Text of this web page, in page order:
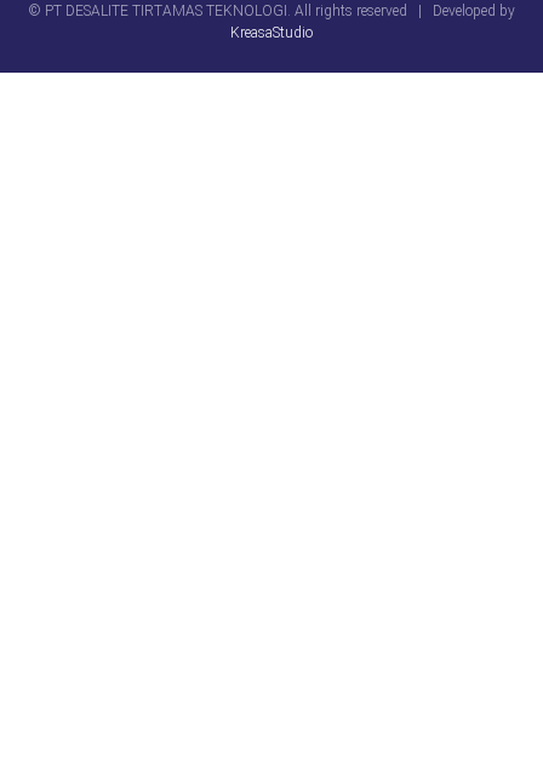
© PT DESALITE TIRTAMAS TEKNOLOGI. All rights reserved | Developed by
KreasaStudio